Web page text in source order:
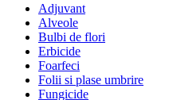
Adjuvant
Alveole
Bulbi de flori
Erbicide
Foarfeci
Folii si plase umbrire
Fungicide